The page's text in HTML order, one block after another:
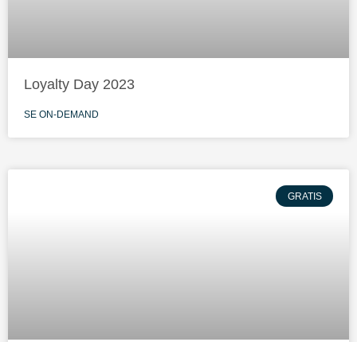
Loyalty Day 2023
SE ON-DEMAND
GRATIS